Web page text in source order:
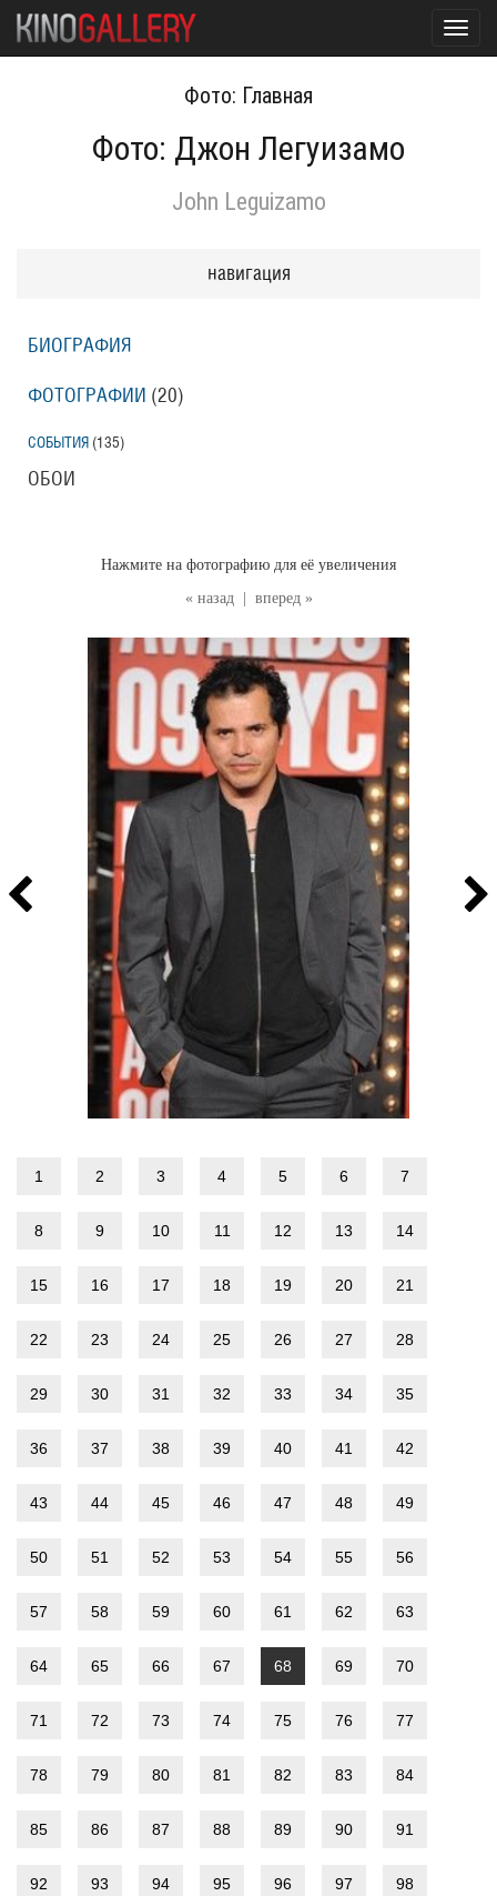
Фото: Главная
Фото: Джон Легуизамо
John Leguizamo
« назад вперед »
Нажмите на фотографию для её увеличения
1 2 3 4 5 6 7
8 9 10 11 12 13 14
15 16 17 18 19 20 21
22 23 24 25 26 27 28
29 30 31 32 33 34 35
36 37 38 39 40 41 42
43 44 45 46 47 48 49
50 51 52 53 54 55 56
57 58 59 60 61 62 63
64 65 66 67 68 69 70
71 72 73 74 75 76 77
78 79 80 81 82 83 84
85 86 87 88 89 90 91
92 93 94 95 96 97 98
навигация
БИОГРАФИЯ
ФОТОГРАФИИ (20)
СОБЫТИЯ (135)
ОБОИ